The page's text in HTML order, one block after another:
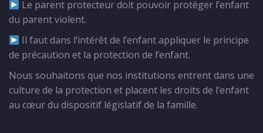
Le parent protecteur doit pouvoir protéger l’enfant
du parent violent.
Il faut dans l’intérêt de l’enfant appliquer le principe
de précaution et la protection de l’enfant.
Nous souhaitons que nos institutions entrent dans une
culture de la protection et placent les droits de l’enfant
au cœur du dispositif législatif de la famille.